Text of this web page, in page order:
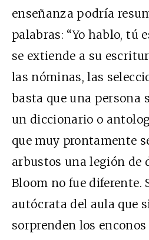
enseñanza podría
palabras: “Yo hablo, tú
se extiende a su
las nóminas, las
basta que una persona
un diccionario o
que muy prontamente
arbustos una legión de
Bloom no fue diferente.
autócrata del aula que
sorprenden los enconos